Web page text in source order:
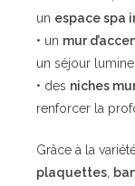
un espace spa
• un mur
un séjour
• des niches
renforcer la
Grâce à la
plaquettes